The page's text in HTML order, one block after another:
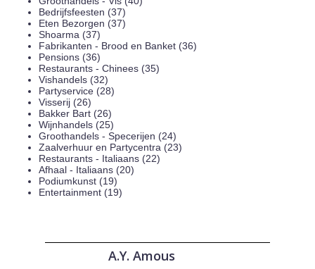
Bedrijfsfeesten (37)
Eten Bezorgen (37)
Shoarma (37)
Fabrikanten - Brood en Banket (36)
Pensions (36)
Restaurants - Chinees (35)
Vishandels (32)
Partyservice (28)
Visserij (26)
Bakker Bart (26)
Wijnhandels (25)
Groothandels - Specerijen (24)
Zaalverhuur en Partycentra (23)
Restaurants - Italiaans (22)
Afhaal - Italiaans (20)
Podiumkunst (19)
Entertainment (19)
A.Y. Amous